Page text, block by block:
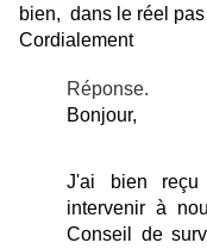
bien, dans le réel
Cordialement
Réponse.
Bonjour,
J'ai bien
intervenir à
Conseil de